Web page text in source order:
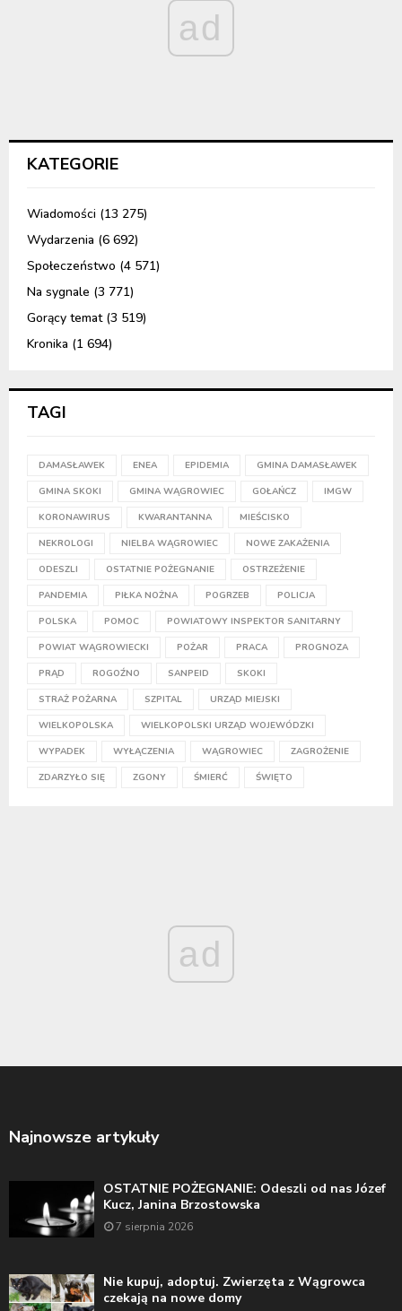
ad
KATEGORIE
Wiadomości (13 275)
Wydarzenia (6 692)
Społeczeństwo (4 571)
Na sygnale (3 771)
Gorący temat(3 519)
Kronika (1 694)
TAGI
DAMASŁAWEK ENEA EPIDEMIA GMINA DAMASŁAWEK
GMINA SKOKI GMINA WĄGROWIEC GOŁAŃCZ IMGW
KORONAWIRUS KWARANTANNA MIEŚCISKO
NEKROLOGI NIELBA WĄGROWIEC NOWE ZAKAŻENIA
ODESZLI OSTATNIE POŻEGNANIE OSTRZEŻENIE
PANDEMIA PIŁKA NOŻNA POGRZEB POLICJA
POLSKA POMOC POWIATOWY INSPEKTOR SANITARNY
POWIAT WĄGROWIECKI POŻAR PRACA PROGNOZA
PRĄD ROGOŹNO SANPEID SKOKI
STRAŻ POŻARNA SZPITAL URZĄD MIEJSKI
WIELKOPOLSKA WIELKOPOLSKI URZĄD WOJEWÓDZKI
WYPADEK WYŁĄCZENIA WĄGROWIEC ZAGROŻENIE
ZDARZYŁO SIĘ ZGONY ŚMIERĆ ŚWIĘTO
ad
Najnowsze artykuły
OSTATNIE POŻEGNANIE: Odeszli od nas Józef
Kucz, Janina Brzostowska
7 sierpnia 2026
Nie kupuj, adoptuj. Zwierzęta z Wągrowca
czekają na nowe domy